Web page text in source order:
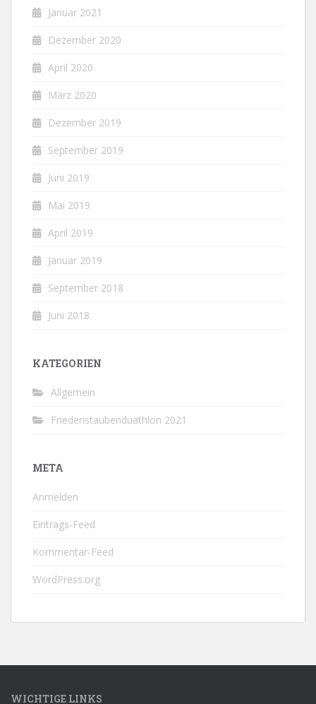
Januar 2021
Dezember 2020
April 2020
März 2020
Dezember 2019
September 2019
Juni 2019
Mai 2019
April 2019
Januar 2019
September 2018
Juni 2018
KATEGORIEN
Allgemein
Friedenstaubenduathlon 2021
META
Anmelden
Eintrags-Feed
Kommentar-Feed
WordPress.org
WICHTIGE LINKS